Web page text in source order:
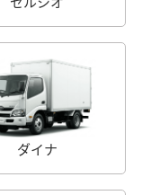
ダイナ